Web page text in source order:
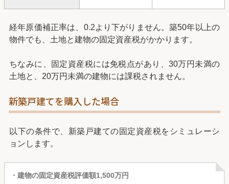
経年原価補正率は、0.2より下がりません。築50年以上の
物件でも、土地と建物の固定資産税がかかります。
ちなみに、固定資産税には免税点があり、30万円未満の
土地と、20万円未満の建物には課税されません。
新築戸建てを購入した場合
以下の条件で、新築戸建ての固定資産税をシミュレーシ
ョンします。
・建物の固定資産税評価額1,500万円